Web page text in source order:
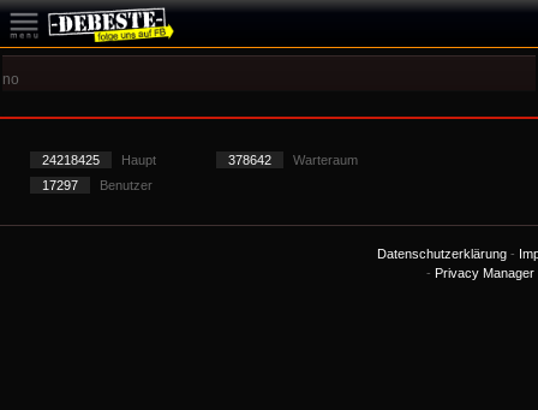
no
24218425 Haupt 378642
Warteraum
17297
Benutzer
Datenschutzerklärung-
- Privacy Manager